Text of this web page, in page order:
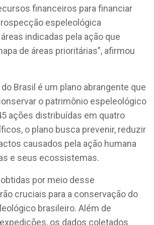
financeiros para financiar
espeleológica
indicadas pela ação que
de áreas prioritárias”, afirmou
do Brasil é um plano abrangente que
o patrimônio espeleológico
ações distribuídas em quatro
o plano busca prevenir, reduzir
causados pela ação humana
e seus ecossistemas.
por meio desse
cruciais para a conservação do
brasileiro. Além de
os dados coletados